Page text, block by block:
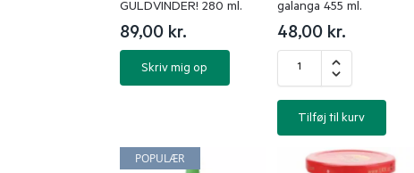
GULDVINDER! 280 ml.
89,00 kr.
Skriv mig op
galanga 455 ml.
48,00 kr.
Tilføj til kurv
POPULÆR